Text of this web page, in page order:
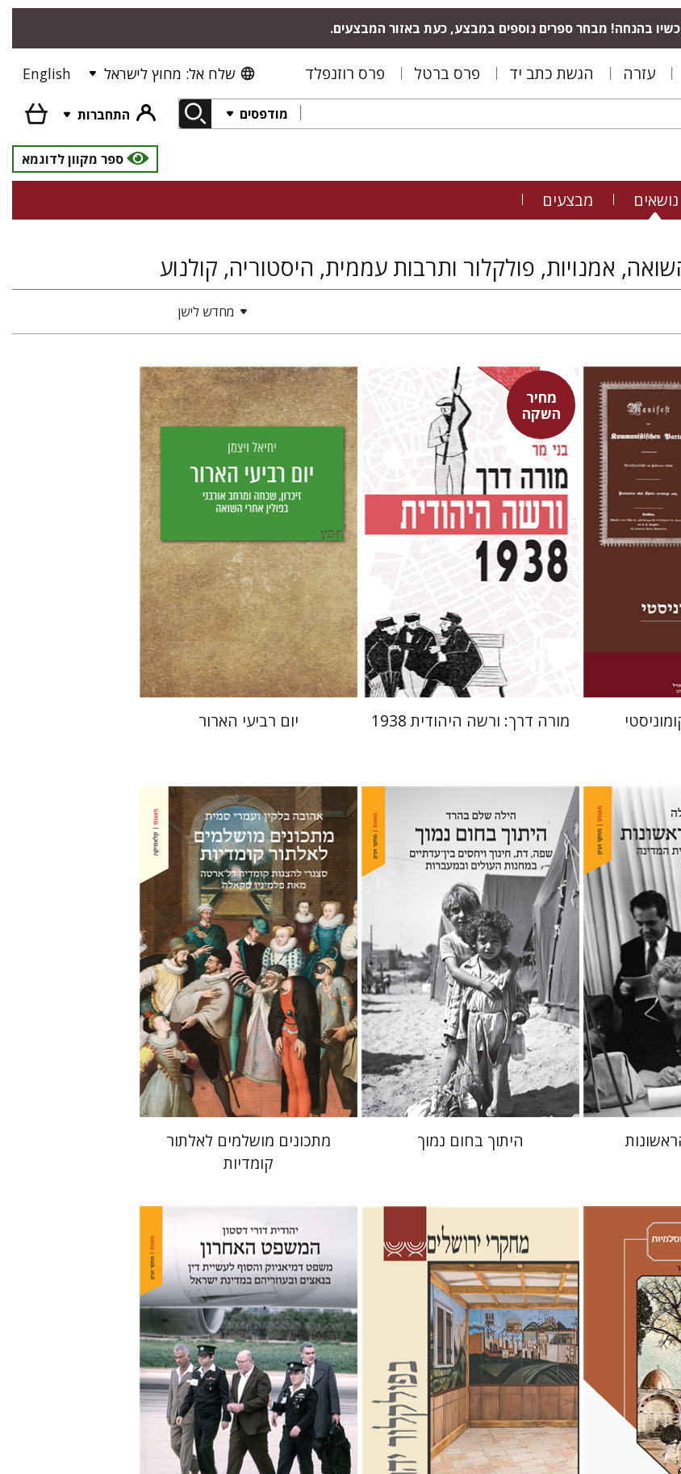
בהנחה! מבחר ספרים נוספים במבצע, כעת באזור המבצעים.
עזרה הגשת כתב יד פרס ברטל פרס רוזנפלד שלח אל: מחוץ לישראל English
מודפסים
התחברות
ספר מקוון לדוגמא
נושאים מבצעים
אמנויות, פולקלור ותרבות עממית, היסטוריה, קולנוע
מחדש לישן
מחיר
השקה
בני מר
מחיר השקה
$42
$29
מורה דרך: ורשה היהודית 1938
יחיאל ויצמן
יפעת וייס
הנחת אתר ספר מודפס
$28
$25
יום רביעי הארור
מודפס
הילה שלם בהרד
הנחת אתר ספר מודפס
$46
$41
היתוך בחום נמוך
אהובה בלקין עמרי סמית
הנחת אתר ספר מודפס
$42
$38
מתכונים מושלמים לאלתור
קומדיות
מירי
מודפס
שלום צבר גלית חזן-רוקם
סלמון
הנחת אתר ספר מודפס
יהודית דורי דסטון
הנחת אתר ספר מודפס